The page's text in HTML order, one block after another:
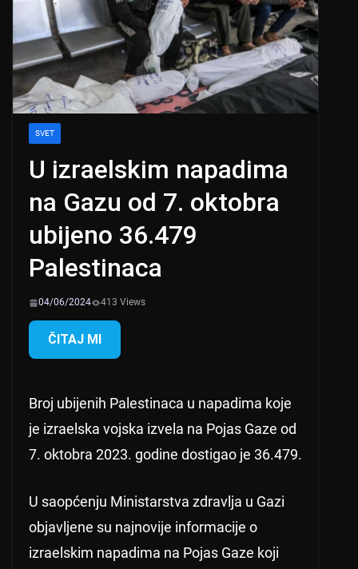
SVET
U izraelskim napadima
na Gazu od 7. oktobra
ubijeno 36.479
Palestinaca
04/06/2024 413 Views
ČITAJ MI
Broj ubijenih Palestinaca u napadima koje
je izraelska vojska izvela na Pojas Gaze od
7. oktobra 2023. godine dostigao je 36.479.
U saopćenju Ministarstva zdravlja u Gazi
objavljene su najnovije informacije o
izraelskim napadima na Pojas Gaze koji